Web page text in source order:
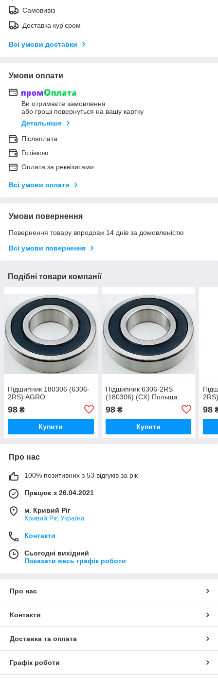
Самовивіз
Доставка кур'єром
Всі умови доставки
Умови оплати
Ви отримаєте замовлення
або гроші повернуться на вашу картку
Детальніше
Післяплата
Готівкою
Оплата за реквізитами
Всі умови оплати
Умови повернення
Повернення товару впродовж 14 днів за домовленістю
Всі умови повернення
Подібні товари компанії
Підшипник 180306 (6306-
2RS) AGRO
98 ₴
Купити
Підшипник 6306-2RS
(180306) (CX) Польща
98₴
Купити
98
Про нас
100% позитивних з 53 відгуків за рік
Працює з 26.04.2021
м. Кривий Ріг
Кривий Ріг, Україна
Контакти
Сьогодні вихідний
Показати весь графік роботи
Про нас
Контакти
Доставка та оплата
Графік роботи